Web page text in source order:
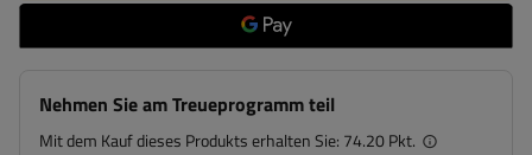
Nehmen Sie am Treueprogramm teil
Mit dem Kauf dieses Produkts erhalten Sie: 74.20 Pkt.